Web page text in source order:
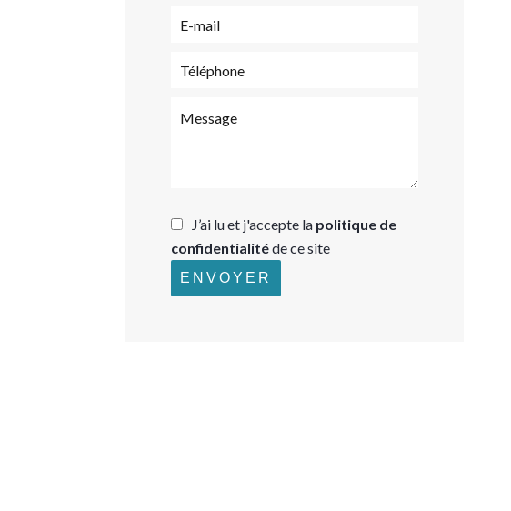
J’ai lu et j'accepte la politique de
confidentialitéde ce site
ENVOYER